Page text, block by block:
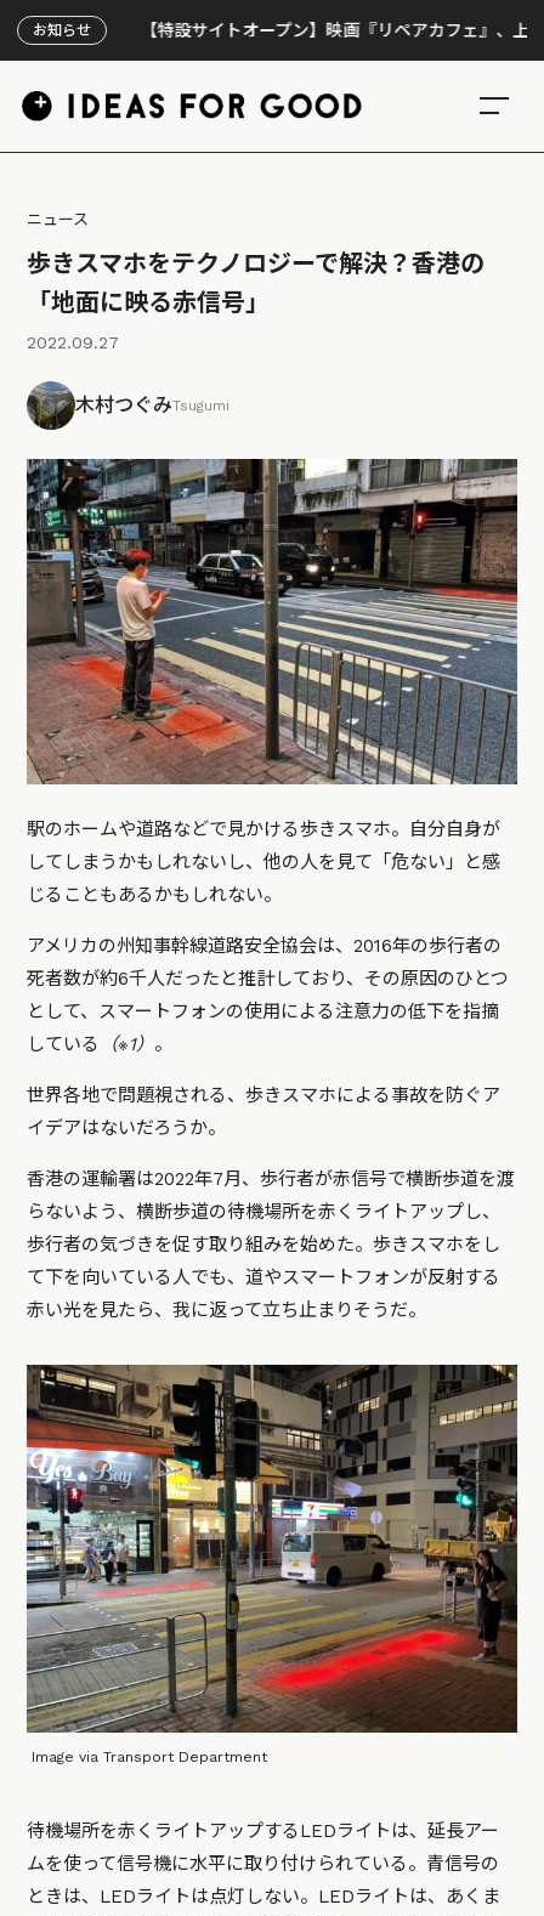
お知らせ【特設サイトオープン】映画『リペアカフェ』、上映300回の
ニュース
歩きスマホをテクノロジーで解決？香港の
「地面に映る赤信号」
2022.09.27
木村つぐみTsugumi
駅のホームや道路などで見かける歩きスマホ。自分自身が
してしまうかもしれないし、他の人を見て「危ない」と感
じることもあるかもしれない。
アメリカの州知事幹線道路安全協会は、2016年の歩行者の
死者数が約6千人だったと推計しており、その原因のひとつ
として、スマートフォンの使用による注意力の低下を指摘
している
（※1） 。
世界各地で問題視される、歩きスマホによる事故を防ぐア
イデアはないだろうか。
香港の運輸署は2022年7月、歩行者が赤信号で横断歩道を渡
らないよう、横断歩道の待機場所を赤くライトアップし、
歩行者の気づきを促す取り組みを始めた。歩きスマホをし
て下を向いている人でも、道やスマートフォンが反射する
赤い光を見たら、我に返って立ち止まりそうだ。
Image via Transport Department
待機場所を赤くライトアップするLEDライトは、延長アー
ムを使って信号機に水平に取り付けられている。青信号の
ときは、LEDライトは点灯しない。LEDライトは、あくま